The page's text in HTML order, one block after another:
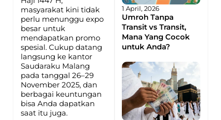
masyarakat kini tidak
perlu menunggu expo
besar untuk
mendapatkan promo
spesial. Cukup datang
langsung ke kantor
Saudaraku Malang
pada tanggal 26–29
November 2025, dan
berbagai keuntungan
bisa Anda dapatkan
saat itu juga.
1 April, 2026
Umroh Tanpa
Transit vs Transit,
Mana Yang Cocok
untuk Anda?